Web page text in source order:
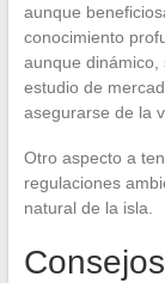
aunque
conocimiento
aunque dinámico,
estudio de
asegurarse de la
Otro aspecto a
regulaciones
natural de la isla.